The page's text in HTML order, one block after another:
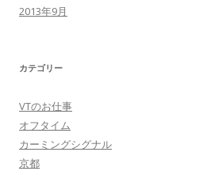
2013年9月
カテゴリー
VTのお仕事
オフタイム
カーミングシグナル
京都